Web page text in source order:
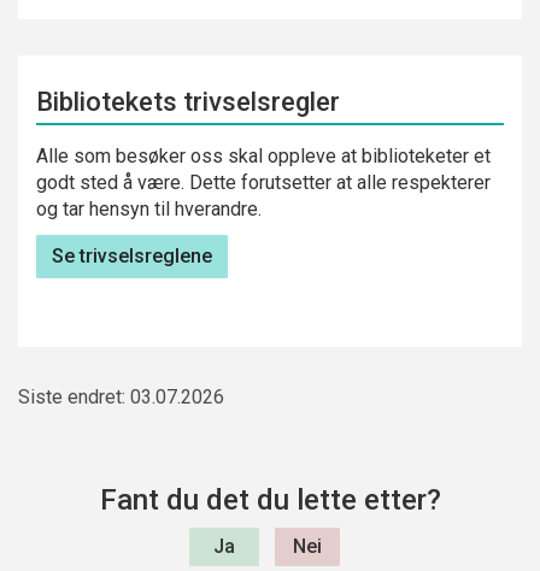
Bibliotekets trivselsregler
Alle som besøker oss skal oppleve at biblioteketer et
godt sted å være. Dette forutsetter at alle respekterer
og tar hensyn til hverandre.
Se trivselsreglene
Siste endret: 03.07.2026
Fant du det du lette etter?